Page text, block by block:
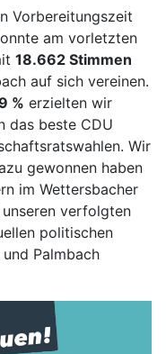
Vorbereitungszeit
am vorletzten
18.662 Stimmen
auf sich vereinen.
% erzielten wir
das beste CDU
Wir
gewonnen haben
im Wettersbacher
verfolgten
politischen
Palmbach